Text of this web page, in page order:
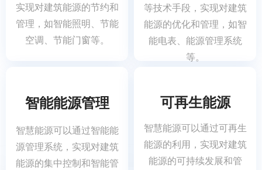
实现对建筑能源的节约和
管理，如智能照明、节能
空调、节能门窗等。
等技术手段，实现对建筑
能源的优化和管理，如智
能电表、能源管理系统
等。
智能能源管理
智慧能源可以通过智能能
源管理系统，实现对建筑
能源的集中控制和智能管
可再生能源
智慧能源可以通过可再生
能源的利用，实现对建筑
能源的可持续发展和管